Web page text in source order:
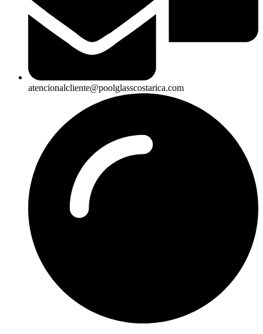
atencionalcliente@poolglasscostarica.com